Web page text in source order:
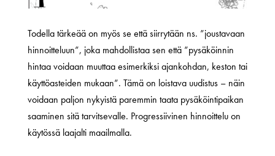
Todella tärkeää on myös se että siirrytään ns. ”joustavaan
hinnoitteluun”, joka mahdollistaa sen että ”pysäköinnin
hintaa voidaan muuttaa esimerkiksi ajankohdan, keston tai
käyttöasteiden mukaan”. Tämä on loistava uudistus – näin
voidaan paljon nykyistä paremmin taata pysäköintipaikan
saaminen sitä tarvitsevalle. Progressiivinen hinnoittelu on
käytössä laajalti maailmalla.